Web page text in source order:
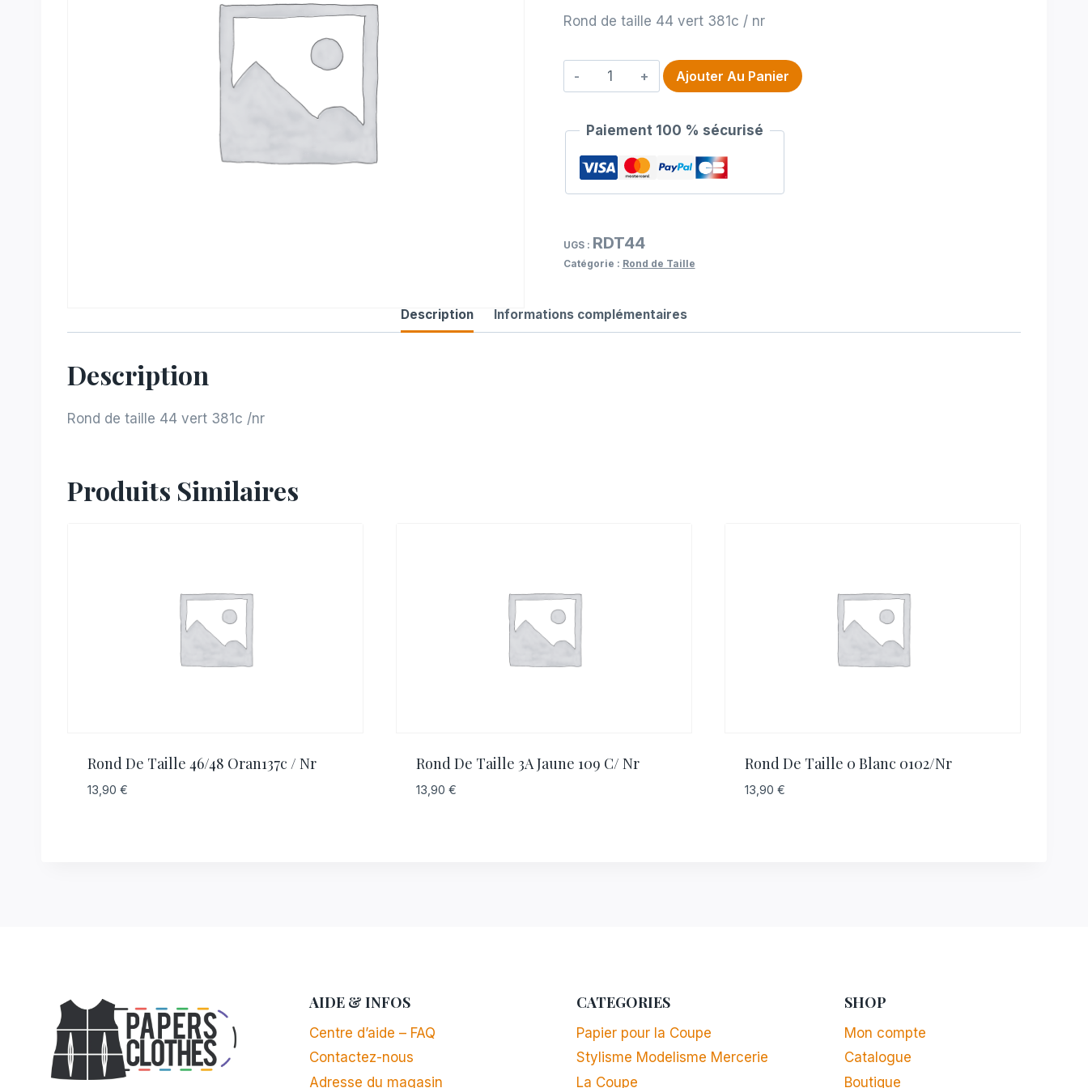
Rond de taille 44 vert 381c / nr
quantité
de
de
taille
44
/
nr
Ajouter Au Panier
Paiement 100 % sécurisé
UGS : RDT44
Catégorie : Rond de Taille
Description Informations complémentaires
Description
Rond de taille 44 vert 381c /nr
Produits Similaires
Rond De Taille 46/48 Oran137c / Nr
13,90 €
Rond De Taille 3A Jaune 109 C/ Nr
13,90 €
Rond De Taille 0 Blanc 0102/nr
13,90 €
AIDE & INFOS
Centre d’aide – FAQ
Contactez-nous
Adresse du magasin
CATEGORIES
Papier pour la Coupe
Stylisme Modelisme Mercerie
La Coupe
SHOP
Mon compte
Catalogue
Boutique